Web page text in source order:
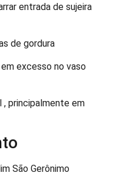
entrada de sujeira
de gordura
excesso no vaso
, principalmente em
São Gerônimo